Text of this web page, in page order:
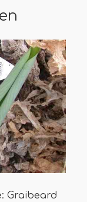
Graibeard